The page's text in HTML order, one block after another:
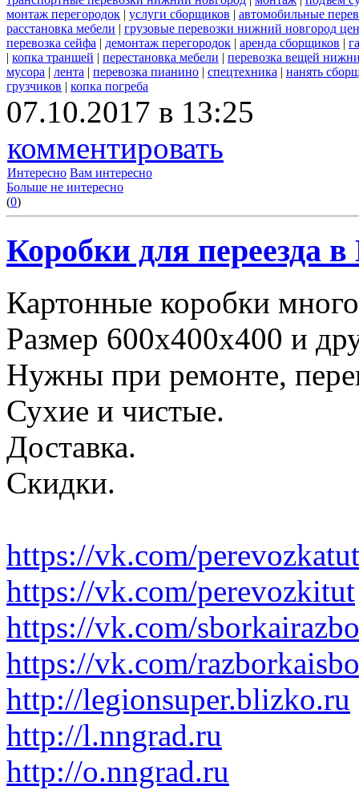
монтаж перегородок | услуги сборщиков | автомобильные
расстановка мебели | грузовые перевозки нижний новгород
перевозка сейфа | демонтаж перегородок | аренда сборщиков |
| копка траншей | перестановка мебели | перевозка вещей
мусора | лента | перевозка пианино | спецтехника | нанять
грузчиков | копка погреба
07.10.2017 в 13:25
комментировать
Интересно Вам интересно
Больше не интересно
(0)
Коробки для переезда
Картонные коробки
Размер 600х400х400 и
Нужны при ремонте,
Сухие и чистые.
Доставка.
Скидки.
https://vk.com/perevozkatut
https://vk.com/perevozkitut
https://vk.com/
https://vk.com/
http://legionsuper.blizko.ru
http://l.nngrad.ru
http://o.nngrad.ru